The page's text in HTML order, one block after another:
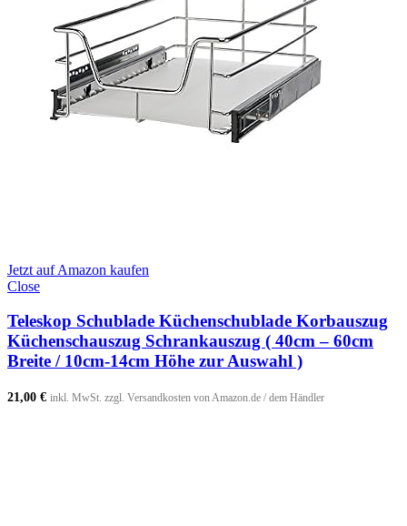
Jetzt auf Amazon kaufen
Close
Teleskop Schublade Küchenschublade Korbauszug
Küchenschauszug Schrankauszug ( 40cm – 60cm
Breite / 10cm-14cm Höhe zur Auswahl )
21,00 € inkl. MwSt. zzgl. Versandkosten von Amazon.de / dem Händler